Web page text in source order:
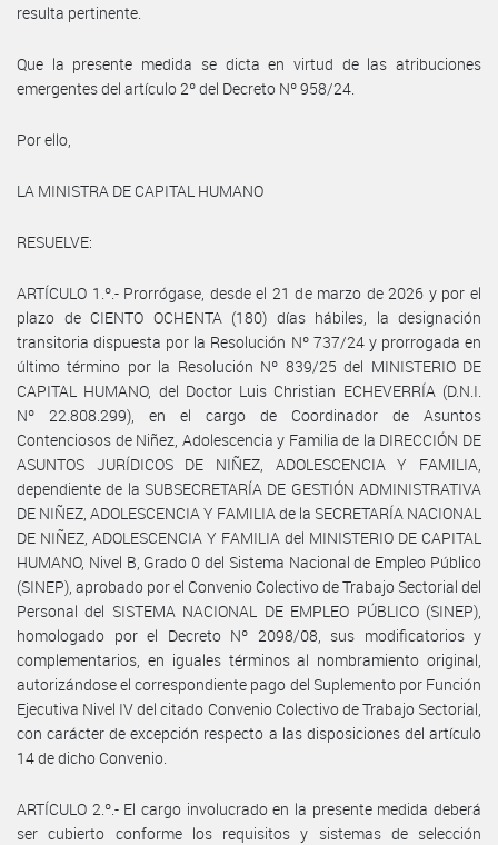
resulta pertinente.
Que la presente medida se dicta en virtud de las atribuciones
emergentes del artículo 2º del Decreto Nº 958/24.
Por ello,
LA MINISTRA DE CAPITAL HUMANO
RESUELVE:
ARTÍCULO 1.º.- Prorrógase, desde el 21 de marzo de 2026 y por el
plazo de CIENTO OCHENTA (180) días hábiles, la designación
transitoria dispuesta por la Resolución Nº 737/24 y prorrogada en
último término por la Resolución Nº 839/25 del MINISTERIO DE
CAPITAL HUMANO, del Doctor Luis Christian ECHEVERRÍA (D.N.I.
Nº 22.808.299), en el cargo de Coordinador de Asuntos
Contenciosos de Niñez, Adolescencia y Familia de la DIRECCIÓN DE
ASUNTOS JURÍDICOS DE NIÑEZ, ADOLESCENCIA Y FAMILIA,
dependiente de la SUBSECRETARÍA DE GESTIÓN ADMINISTRATIVA
DE NIÑEZ, ADOLESCENCIA Y FAMILIA de la SECRETARÍA NACIONAL
DE NIÑEZ, ADOLESCENCIA Y FAMILIA del MINISTERIO DE CAPITAL
HUMANO, Nivel B, Grado 0 del Sistema Nacional de Empleo Público
(SINEP), aprobado por el Convenio Colectivo de Trabajo Sectorial del
Personal del SISTEMA NACIONAL DE EMPLEO PÚBLICO (SINEP),
homologado por el Decreto Nº 2098/08, sus modificatorios y
complementarios, en iguales términos al nombramiento original,
autorizándose el correspondiente pago del Suplemento por Función
Ejecutiva Nivel IV del citado Convenio Colectivo de Trabajo Sectorial,
con carácter de excepción respecto a las disposiciones del artículo
14 de dicho Convenio.
ARTÍCULO 2.º.- El cargo involucrado en la presente medida deberá
ser cubierto conforme los requisitos y sistemas de selección